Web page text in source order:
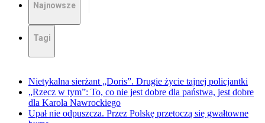
Najnowsze
Tagi
Nietykalna sierżant „Doris”. Drugie życie tajnej policjantki
„Rzecz w tym”: To, co nie jest dobre dla państwa, jest dobre
dla Karola Nawrockiego
Upał nie odpuszcza. Przez Polskę przetoczą się gwałtowne